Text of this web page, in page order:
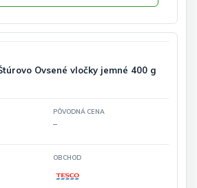
Ovsené vločky jemné 400 g
PÔVODNÁ CENA
–
OBCHOD